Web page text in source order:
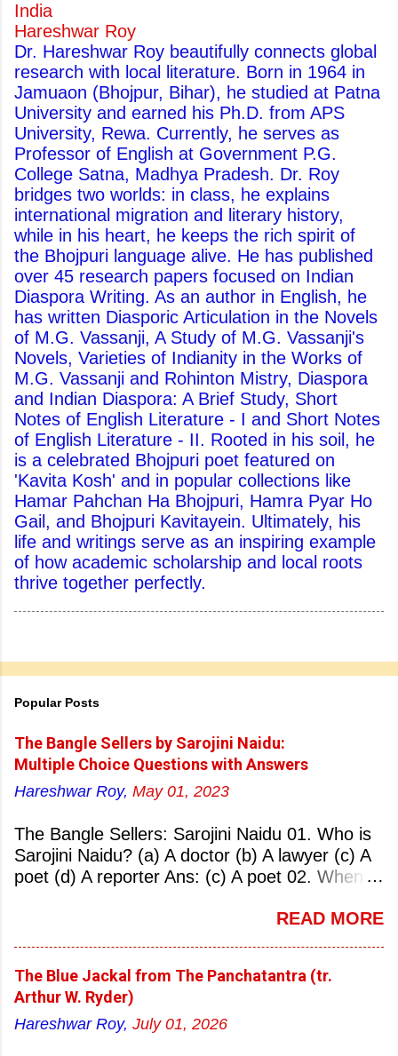
India
Hareshwar Roy
Dr. Hareshwar Roy beautifully connects global
research with local literature. Born in 1964 in
Jamuaon (Bhojpur, Bihar), he studied at Patna
University and earned his Ph.D. from APS
University, Rewa. Currently, he serves as
Professor of English at Government P.G.
College Satna, Madhya Pradesh. Dr. Roy
bridges two worlds: in class, he explains
international migration and literary history,
while in his heart, he keeps the rich spirit of
the Bhojpuri language alive. He has published
over 45 research papers focused on Indian
Diaspora Writing. As an author in English, he
has written Diasporic Articulation in the Novels
of M.G. Vassanji, A Study of M.G. Vassanji's
Novels, Varieties of Indianity in the Works of
M.G. Vassanji and Rohinton Mistry, Diaspora
and Indian Diaspora: A Brief Study, Short
Notes of English Literature - I and Short Notes
of English Literature - II. Rooted in his soil, he
is a celebrated Bhojpuri poet featured on
'Kavita Kosh' and in popular collections like
Hamar Pahchan Ha Bhojpuri, Hamra Pyar Ho
Gail, and Bhojpuri Kavitayein. Ultimately, his
life and writings serve as an inspiring example
of how academic scholarship and local roots
thrive together perfectly.
Popular Posts
The Bangle Sellers by Sarojini Naidu:
Multiple Choice Questions with Answers
Hareshwar Roy, May 01, 2023
The Bangle Sellers: Sarojini Naidu 01. Who is
Sarojini Naidu? (a) A doctor (b) A lawyer (c) A
poet (d) A reporter Ans: (c) A poet 02. When
(b) 2 March 1881 (c) 8 September 1877 (d) 27
Hyderabad (b) Mumbai (c) Kolkata (d)
Chennai Ans: (a) Hyderabad 04. Who is known
as the ‘Nightingale of India’? (a) Asha
READ MORE
The Blue Jackal from The Panchatantra (tr.
Arthur W. Ryder)
Hareshwar Roy, July 01, 2026